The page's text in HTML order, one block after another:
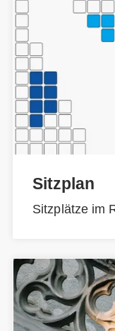
Sitzplan
Sitzplätze im